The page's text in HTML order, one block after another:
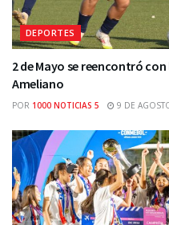
DEPORTES
2 de Mayo se reencontró
Ameliano
POR 1000 NOTICIAS 5 9 DE